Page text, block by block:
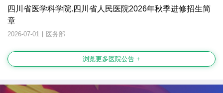
四川省医学科学院.四川省人民医院2026年秋季进修招生简
章
2026-07-01 | 医务部
浏览更多医院公告 +